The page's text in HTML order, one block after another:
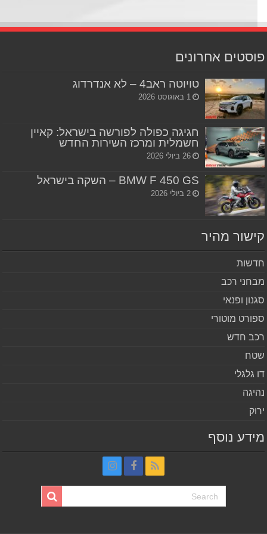
אחרונים
טויוטה ראב4 – לא אנדרדוג
1 באוגוסט 2026
חגיגה כפולה לפורשה בישראל: קאיין
חשמלית ומרכז השירות החדש
26 ביולי 2026
BMW F 450 GS – השקה בישראל
2 ביולי 2026
מהיר
רכב
ופנאי
מוטורי
חדש
גלגלי
נוסף